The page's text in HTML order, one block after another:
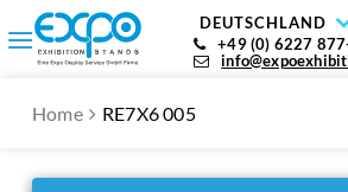
DEUTSCHLAND
+49 (0) 6227
Home RE7X6 005